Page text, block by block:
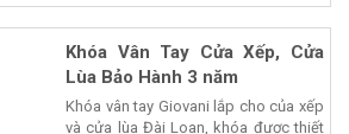
Khóa Vân Tay Cửa Xếp, Cửa
Lùa Bảo Hành 3 năm
Khóa vân tay Giovani lắp cho của xếp
và cửa lùa Đài Loan, khóa được thiết